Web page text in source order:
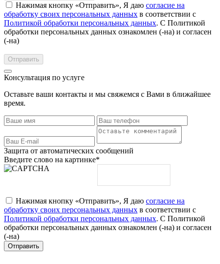
Нажимая кнопку «Отправить», Я даю согласие на
обработку своих персональных данных в соответствии с
Политикой обработки персональных данных. С Политикой
обработки персональных данных ознакомлен (-на) и согласен
(-на)
Консультация по услуге
Оставьте ваши контакты и мы свяжемся с Вами в ближайшее
время.
Защита от автоматических сообщений
Введите слово на картинке*
Нажимая кнопку «Отправить», Я даю согласие на
обработку своих персональных данных в соответствии с
Политикой обработки персональных данных. С Политикой
обработки персональных данных ознакомлен (-на) и согласен
(-на)